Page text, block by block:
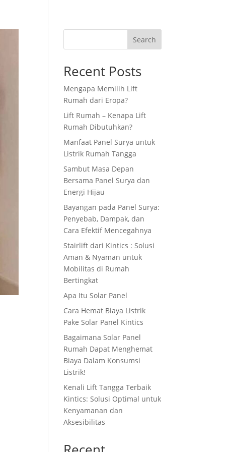
Search
Recent Posts
Mengapa Memilih Lift
Rumah dari Eropa?
Lift Rumah – Kenapa Lift
Rumah Dibutuhkan?
Manfaat Panel Surya untuk
Listrik Rumah Tangga
Sambut Masa Depan
Bersama Panel Surya dan
Energi Hijau
Bayangan pada Panel Surya:
Penyebab, Dampak, dan
Cara Efektif Mencegahnya
Stairlift dari Kintics : Solusi
Aman & Nyaman untuk
Mobilitas di Rumah
Bertingkat
Apa Itu Solar Panel
Cara Hemat Biaya Listrik
Pake Solar Panel Kintics
Bagaimana Solar Panel
Rumah Dapat Menghemat
Biaya Dalam Konsumsi
Listrik!
Kenali Lift Tangga Terbaik
Kintics: Solusi Optimal untuk
Kenyamanan dan
Aksesibilitas